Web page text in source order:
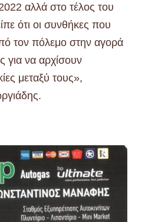
αλλά στο τέλος του
ότι οι συνθήκες που
τον πόλεμο στην αγορά
για να αρχίσουν
μεταξύ τους»,